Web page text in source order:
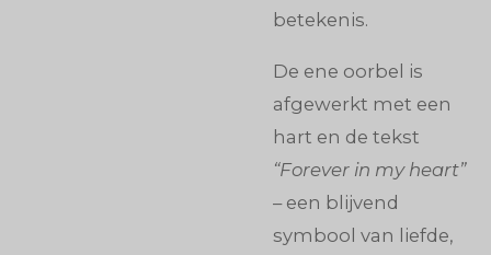
betekenis.
De ene oorbel is
afgewerkt met een
hart en de tekst
“Forever in my heart”
– een blijvend
symbool van liefde,